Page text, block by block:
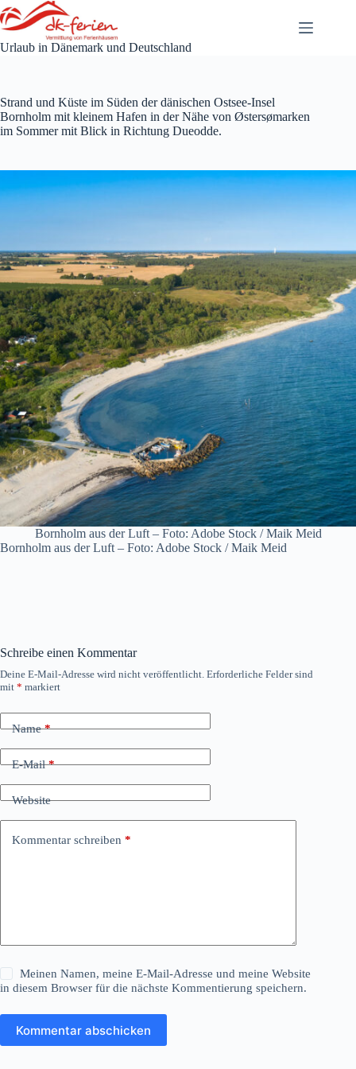
Zum
Inhalt
springen
Urlaub in Dänemark und Deutschland
Strand und Küste im Süden der dänischen Ostsee-Insel
Bornholm mit kleinem Hafen in der Nähe von Østersømarken
im Sommer mit Blick in Richtung Dueodde.
Bornholm aus der Luft – Foto: Adobe Stock / Maik Meid
Bornholm aus der Luft – Foto: Adobe Stock / Maik Meid
Schreibe einen Kommentar
Deine E-Mail-Adresse wird nicht veröffentlicht. Erforderliche Felder sind
mit * markiert
Name*
E-Mail*
Website
Kommentar schreiben *
Meinen Namen, meine E-Mail-Adresse und meine Website
in diesem Browser für die nächste Kommentierung speichern.
Kommentar abschicken